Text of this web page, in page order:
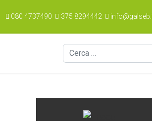
080 4737490 375 8294442
Cerca